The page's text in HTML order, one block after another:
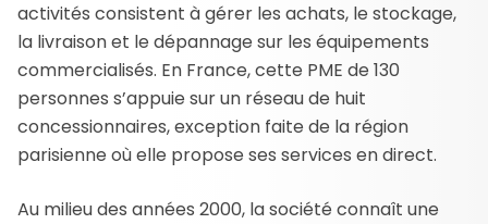
activités consistent à gérer les achats, le stockage,
la livraison et le dépannage sur les équipements
commercialisés. En France, cette PME de 130
personnes s’appuie sur un réseau de huit
concessionnaires, exception faite de la région
parisienne où elle propose ses services en direct.
Au milieu des années 2000, la société connaît une